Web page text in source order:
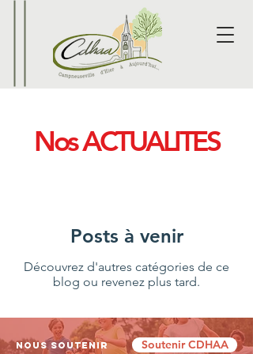
Nos ACTUALITES
Posts à venir
Découvrez d'autres catégories de ce
blog ou revenez plus tard.
Nous soutenir
Soutenir CDHAA